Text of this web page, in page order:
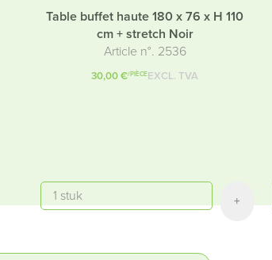
Table buffet haute 180 x 76 x H 110
cm + stretch Noir
Article n°. 2536
30,00 €/PIÈCEEXCL. TVA
Quantité
+